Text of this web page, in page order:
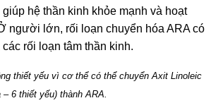
hệ thần kinh khỏe mạnh và hoạt
người lớn, rối loạn chuyển hóa ARA có
rối loạn tâm thần kinh.
thiết yếu vì cơ thể có thể chuyển Axit Linoleic
6 thiết yếu) thành ARA.